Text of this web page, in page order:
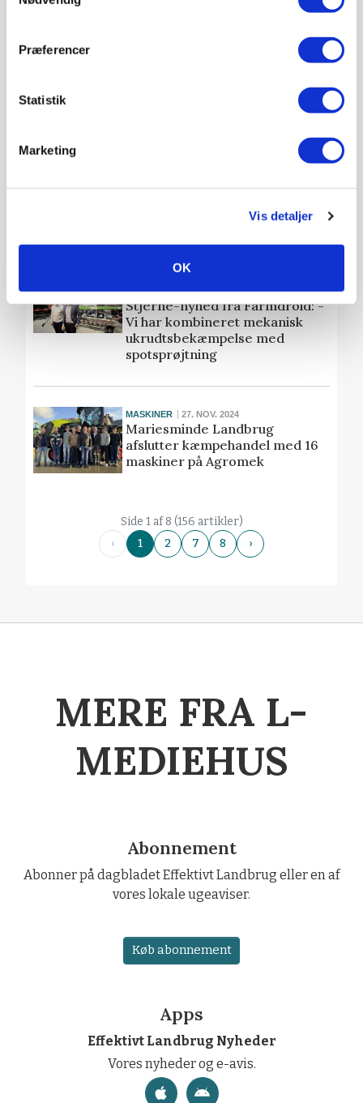
Præferencer
Statistik
Marketing
Vis detaljer
OK
Innovation og præcision til en
stjerne-nyheder spiller
AGROMEK 27. NOV. 2024
Stjerne-nyhed fra Farmdroid: -
Vi har kombineret mekanisk
ukrudtsbekæmpelse med
spotsprøjtning
MASKINER 27. NOV. 2024
Mariesminde Landbrug
afslutter kæmpehandel med 16
maskiner på Agromek
Side 1 af 8 (156 artikler)
‹
1 2 7 8 ›
MERE FRA L-
MEDIEHUS
Abonnement
Abonner på dagbladet Effektivt Landbrug eller en af
vores lokale ugeaviser.
Køb abonnement
Apps
Effektivt Landbrug Nyheder
Vores nyheder og e-avis.